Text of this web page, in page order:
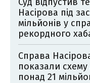
Насірова під
мільйонів у
рекордного
Справа
показали схему
понад 21